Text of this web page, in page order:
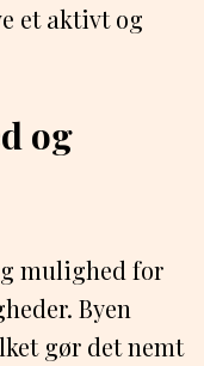
et aktivt og
og
mulighed for
Byen
gør det nemt